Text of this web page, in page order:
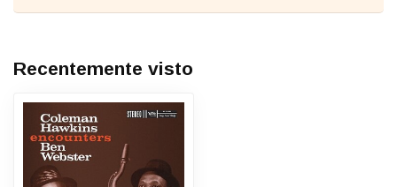
Recentemente visto